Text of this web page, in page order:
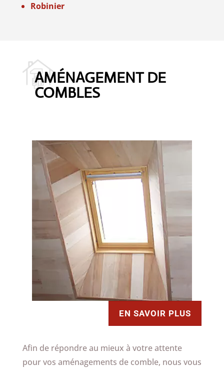
Robinier
AMÉNAGEMENT DE
COMBLES
EN SAVOIR PLUS
Afin de répondre au mieux à votre attente
pour vos aménagements de comble, nous vous